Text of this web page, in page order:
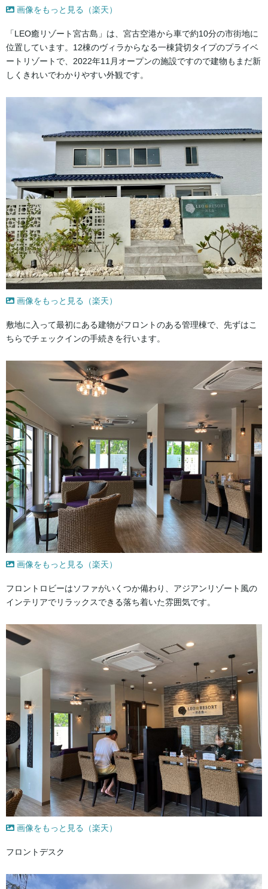
画像をもっと見る（楽天）
「LEO癒リゾート宮古島」は、宮古空港から車で約10分の市街地に
位置しています。12棟のヴィラからなる一棟貸切タイプのプライベ
ートリゾートで、2022年11月オープンの施設ですので建物もまだ新
しくきれいでわかりやすい外観です。
画像をもっと見る（楽天）
敷地に入って最初にある建物がフロントのある管理棟で、先ずはこ
ちらでチェックインの手続きを行います。
画像をもっと見る（楽天）
フロントロビーはソファがいくつか備わり、アジアンリゾート風の
インテリアでリラックスできる落ち着いた雰囲気です。
画像をもっと見る（楽天）
フロントデスク